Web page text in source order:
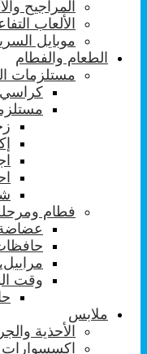
المراجيح
الألعاب
موبايل
الطعام والفطام
مستلزمات
كراسي
فطام ومرحلة
عضاضة
وقت
ملابس
الأحذية
اكسسوارات